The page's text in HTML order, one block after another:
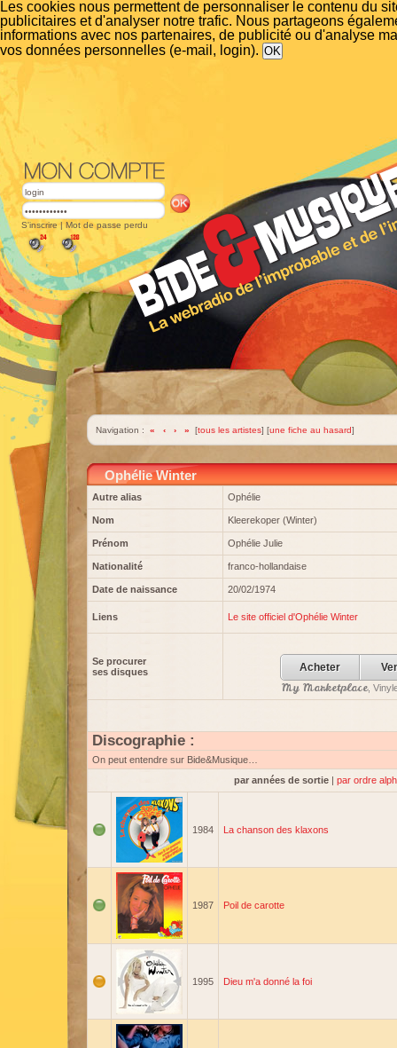
Les cookies nous permettent de personnaliser le contenu du
publicitaires et d'analyser notre trafic. Nous partageons
informations avec nos partenaires, de publicité ou d'analyse
vos données personnelles (e-mail, login).
S'inscrire | Mot de passe perdu
Navigation : « ‹ › » [tous les artistes] [une fiche au hasard]
Ophélie Winter
Autre alias Ophélie
Nom Kleerekoper (Winter)
Prénom Ophélie Julie
Nationalité franco-hollandaise
Date de naissance 20/02/1974
Liens Le site officiel d'Ophélie Winter
Se procurer
ses disques
Acheter
My Marketplace,
Discographie :
On peut entendre sur Bide&Musique…
par années de sortie | par ordre
1984 La chanson des klaxons
1987 Poil de carotte
1995 Dieu m'a donné la foi